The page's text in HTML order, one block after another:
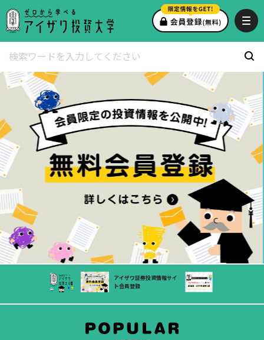
アイザワ投資大学
アイザワ証券投資情報サイ
ト会員登録
今月のたけぞう氏ピックア